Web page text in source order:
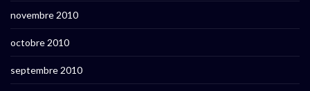
novembre 2010
octobre 2010
septembre 2010